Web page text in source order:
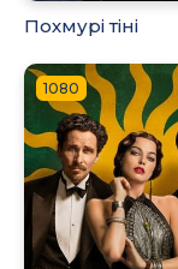
Похмурі тіні
1080